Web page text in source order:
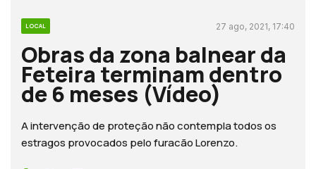
LOCAL 27 ago, 2021, 17:40
Obras da zona balnear da
Feteira terminam dentro
de 6 meses (Vídeo)
A intervenção de proteção não contempla todos os
estragos provocados pelo furacão Lorenzo.